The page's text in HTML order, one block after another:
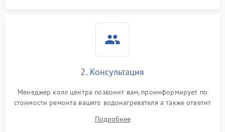
2. Консультация
Менеджер колл центра позвонит вам, проинформирует по
стоимости ремонта вашего водонагревателя а также ответит
Подробнее